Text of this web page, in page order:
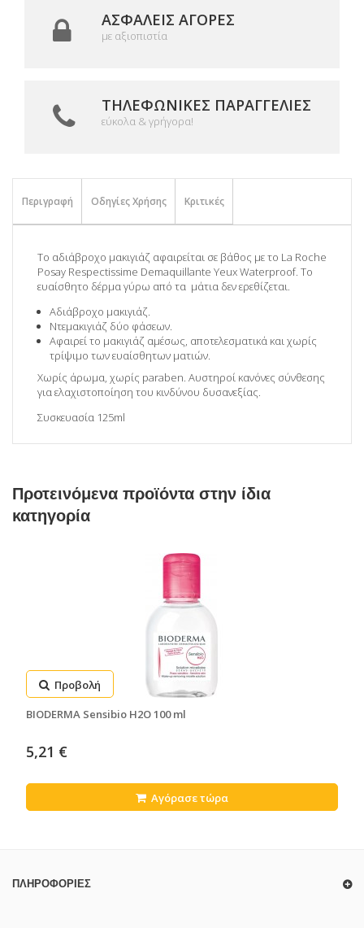
ΑΣΦΑΛΕΊΣ ΑΓΟΡΈΣ
με αξιοπιστία
ΤΗΛΕΦΩΝΙΚΈΣ ΠΑΡΑΓΓΕΛΊΕΣ
εύκολα & γρήγορα!
Περιγραφή Οδηγίες Χρήσης Κριτικές
Το αδιάβροχο μακιγιάζ αφαιρείται σε βάθος με το La Roche
Posay Respectissime Demaquillante Yeux Waterproof. Το
ευαίσθητο δέρμα γύρω από τα μάτια δεν ερεθίζεται.
Αδιάβροχο μακιγιάζ.
Ντεμακιγιάζ δύο φάσεων.
Αφαιρεί το μακιγιάζ αμέσως, αποτελεσματικά και χωρίς
τρίψιμο των ευαίσθητων ματιών.
Χωρίς άρωμα, χωρίς paraben. Αυστηροί κανόνες σύνθεσης
για ελαχιστοποίηση του κινδύνου δυσανεξίας.
Συσκευασία 125ml
Προτεινόμενα προϊόντα στην ίδια
κατηγορία
Προβολή
BIODERMA Sensibio H2O 100 ml
5,21 €
Αγόρασε τώρα
ΠΛΗΡΟΦΟΡΊΕΣ